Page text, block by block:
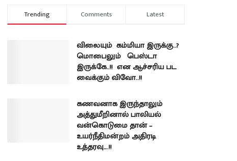
Trending Comments Latest
விலையும் கம்மியா இருக்கு..?
மொபைலும் பெஸ்டா
இருக்கே..!! என ஆச்சரிய பட
வைக்கும் விவோ..!!
கணவனாக இருந்தாலும்
அத்துமீறினால் பாலியல்
வன்கொடுமை தான் –
உயர்நீதிமன்றம் அதிரடி
உத்தரவு….!!